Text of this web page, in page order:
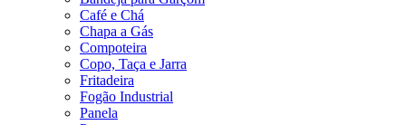
Café e Chá
Chapa a Gás
Compoteira
Copo, Taça e Jarra
Fritadeira
Fogão Industrial
Panela